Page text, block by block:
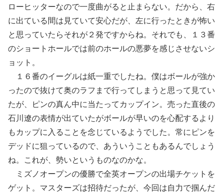
ローヒッターなので一度曲がると止まらない。だから、右
に出ている間は見ていて安心だが、左に行ったときが怖い
と思っていたらそれが２発ですからね。それでも、１３番
のショートホールでは前のホールの悪夢を感じさせないシ
ョット。
１６番のイーグルは紙一重でしたね。僕はボールが強か
ったので抜けて奥のラフまで行ってしまうと思って見てい
たが、ピンの真ん中に当たってカップイン。売った直後の
石川遼の表情が出ていたがボールが早いのを心配するより
もカップに入ることを念じているようでした。常にピンを
デッドに狙っているので、あういうこともあるんでしょう
ね。これが、勢いというものなのかな。
ミズノオープンの優勝で全英オープンの出場チケットを
ゲット。マスターズは招待だったが、今回は自力で掴んだ